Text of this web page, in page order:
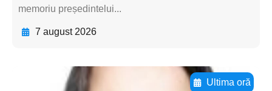
memoriu președintelui...
7 august 2026
Ultima oră